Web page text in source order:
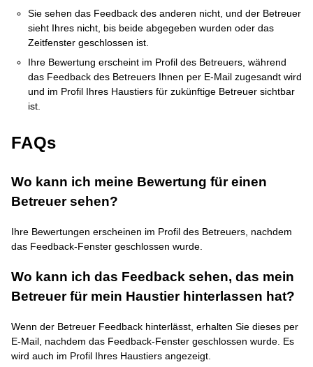
Sie sehen das Feedback des anderen nicht, und der Betreuer
sieht Ihres nicht, bis beide abgegeben wurden oder das
Zeitfenster geschlossen ist.
Ihre Bewertung erscheint im Profil des Betreuers, während
das Feedback des Betreuers Ihnen per E-Mail zugesandt wird
und im Profil Ihres Haustiers für zukünftige Betreuer sichtbar
ist.
FAQs
Wo kann ich meine Bewertung für einen
Betreuer sehen?
Ihre Bewertungen erscheinen im Profil des Betreuers, nachdem
das Feedback-Fenster geschlossen wurde.
Wo kann ich das Feedback sehen, das mein
Betreuer für mein Haustier hinterlassen hat?
Wenn der Betreuer Feedback hinterlässt, erhalten Sie dieses per
E-Mail, nachdem das Feedback-Fenster geschlossen wurde. Es
wird auch im Profil Ihres Haustiers angezeigt.